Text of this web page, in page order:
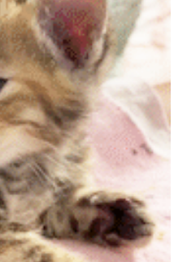
ンロード済みの方